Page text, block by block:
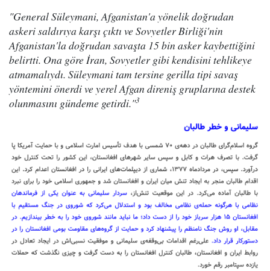
"General Süleymani, Afganistan'a yönelik doğrudan
askeri saldırıya karşı çıktı ve Sovyetler Birliği'nin
Afganistan'la doğrudan savaşta 15 bin asker kaybettiğini
belirtti. Ona göre İran, Sovyetler gibi kendisini tehlikeye
atmamalıydı. Süleymani tam tersine gerilla tipi savaş
yöntemini önerdi ve yerel Afgan direniş gruplarına destek
olunmasını gündeme getirdi."3